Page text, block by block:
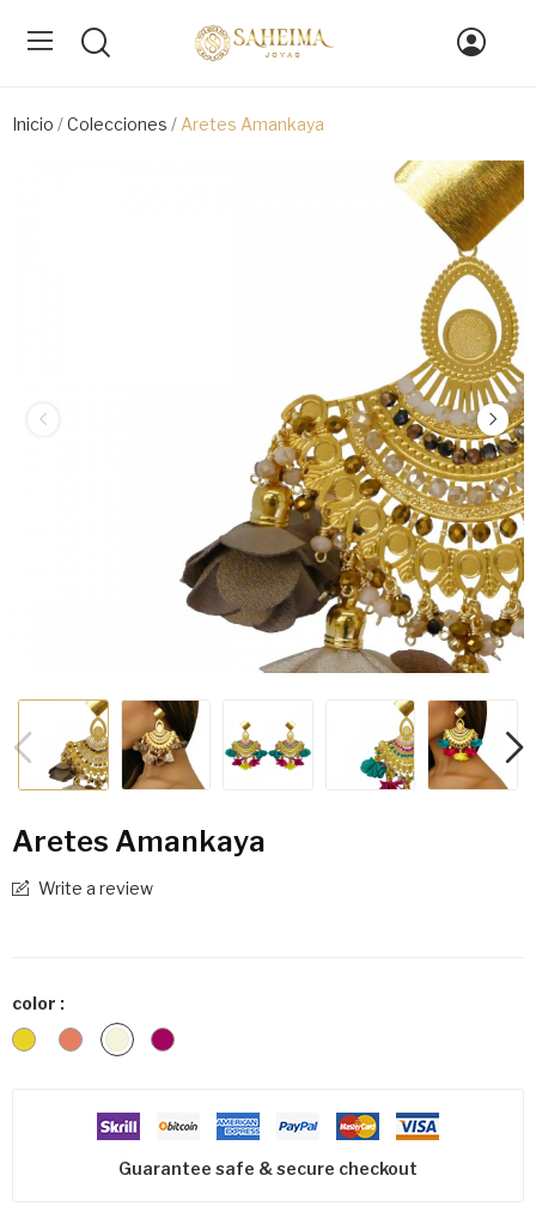
Inicio Colecciones Aretes Amankaya
Aretes Amankaya
Write a review
color :
Caribean
Iris
BeigeFuchsia
Guarantee safe & secure checkout